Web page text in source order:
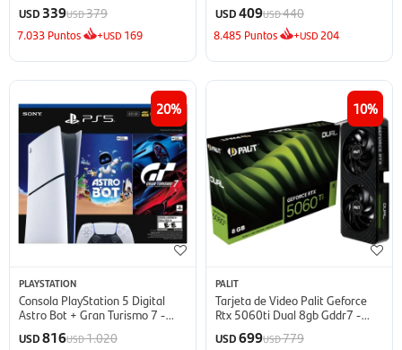
USD 339USD379
7.033 Puntos +USD 169
USD409USD440
8.485 Puntos +USD204
20
PLAYSTATION
Consola PlayStation 5 Digital
Astro Bot + Gran Turismo 7 -
825GB
USD816USD1.020
10
PALIT
Tarjeta de Video Palit Geforce
Rtx 5060ti Dual 8gb Gddr7 -
Black
USD699USD779